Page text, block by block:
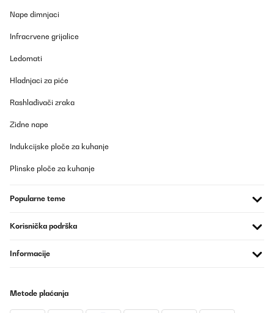
Nape dimnjaci
Infracrvene grijalice
Ledomati
Hladnjaci za piće
Rashlađivači zraka
Zidne nape
Indukcijske ploče za kuhanje
Plinske ploče za kuhanje
Popularne teme
Korisnička podrška
Informacije
Metode plaćanja